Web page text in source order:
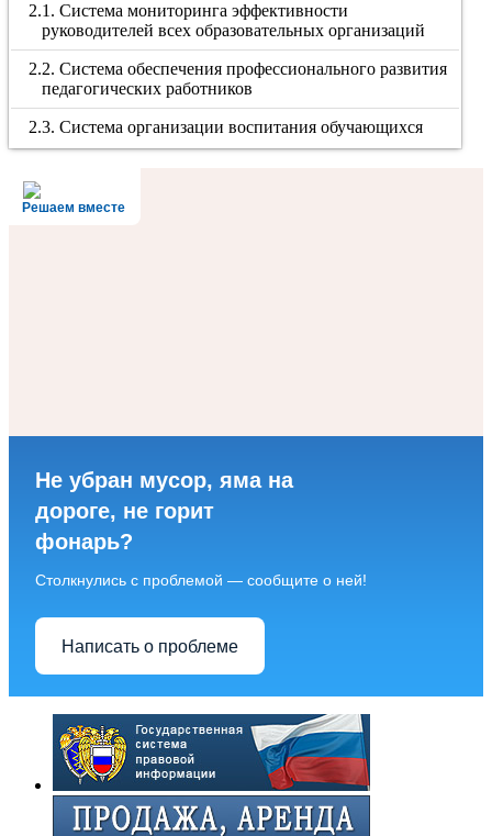
2.1. Система мониторинга эффективности
руководителей всех образовательных организаций
2.2. Система обеспечения профессионального развития
педагогических работников
2.3. Система организации воспитания обучающихся
Решаем вместе
Не убран мусор, яма на
дороге, не горит
фонарь?
Столкнулись с проблемой — сообщите о ней!
Написать о проблеме